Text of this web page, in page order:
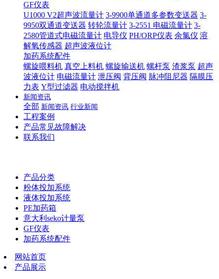
GF仪表
U1000 V2超声波流量计 3-9900单通道多参数变送器 3-
9950双通道变送器 转轮流量计 3-2551 电磁流量计 3-
2580管道式电磁流量计 电导仪 PH/ORP仪表 余氯仪 溶
解氧传感器 超声波液位计
加药系统配件
螺旋喂料机 真空上料机 螺旋输送机 螺杆泵 渣浆泵 超声
波液位计 电磁流量计 泄压阀 背压阀 脉冲阻尼器 隔膜压
力表 Y型过滤器 电动搅拌机
新闻资讯
全部 新闻资讯 行业新闻
工程案例
产品常见故障解决
联系我们
产品分类
粉体投加系统
液体投加系统
PE加药箱
意大利seko计量泵
GF仪表
加药系统配件
网站首页
产品展示